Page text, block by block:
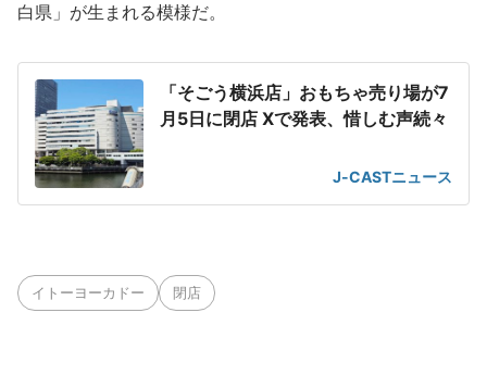
白県」が生まれる模様だ。
「そごう横浜店」おもちゃ売り場が7
月5日に閉店 Xで発表、惜しむ声続々
J-CASTニュース
イトーヨーカドー 閉店